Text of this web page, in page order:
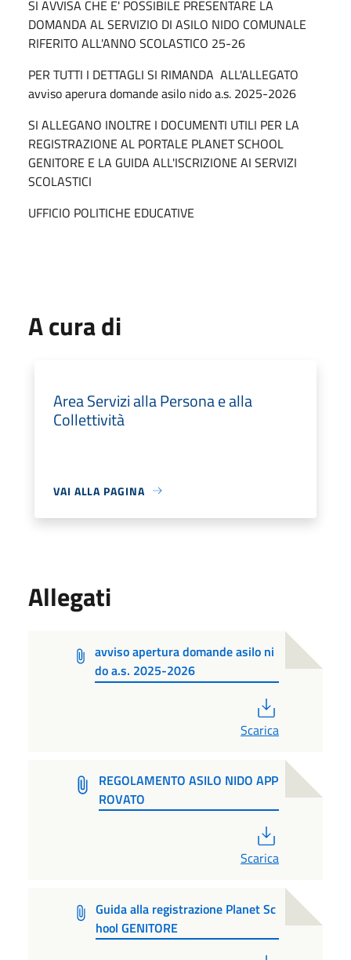
SI AVVISA CHE E' POSSIBILE PRESENTARE LA
DOMANDA AL SERVIZIO DI ASILO NIDO COMUNALE
RIFERITO ALL'ANNO SCOLASTICO 25-26
PER TUTTI I DETTAGLI SI RIMANDA ALL'ALLEGATO
avviso aperura domande asilo nido a.s. 2025-2026
SI ALLEGANO INOLTRE I DOCUMENTI UTILI PER LA
REGISTRAZIONE AL PORTALE PLANET SCHOOL
GENITORE E LA GUIDA ALL'ISCRIZIONE AI SERVIZI
SCOLASTICI
UFFICIO POLITICHE EDUCATIVE
A cura di
Area Servizi alla Persona e alla
Collettività
VAI ALLA PAGINA
Allegati
avviso apertura domande asilo ni
do a.s. 2025-2026
Scarica
REGOLAMENTO ASILO NIDO APP
ROVATO
Scarica
Guida alla registrazione Planet Sc
hool GENITORE